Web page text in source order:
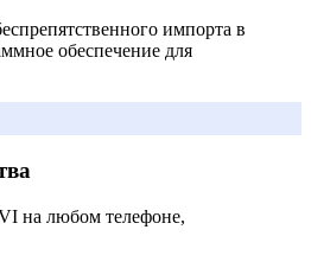
импорта в
обеспечение для
на любом телефоне,